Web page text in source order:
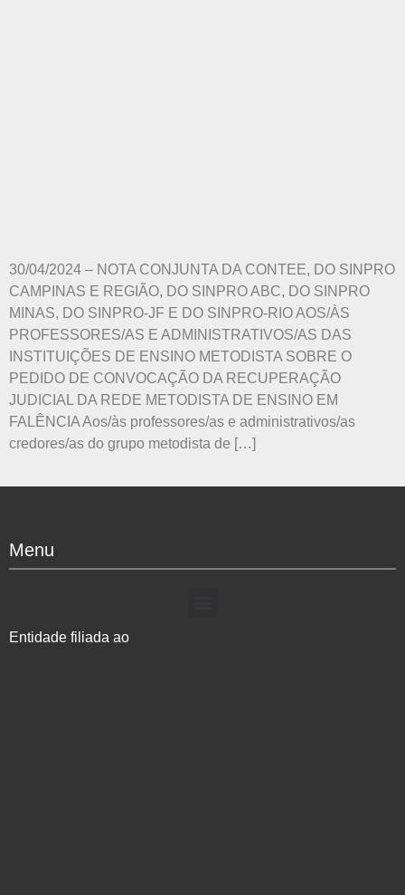
30/04/2024 – NOTA CONJUNTA DA CONTEE, DO SINPRO
CAMPINAS E REGIÃO, DO SINPRO ABC, DO SINPRO
MINAS, DO SINPRO-JF E DO SINPRO-RIO AOS/ÀS
PROFESSORES/AS E ADMINISTRATIVOS/AS DAS
INSTITUIÇÕES DE ENSINO METODISTA SOBRE O
PEDIDO DE CONVOCAÇÃO DA RECUPERAÇÃO
JUDICIAL DA REDE METODISTA DE ENSINO EM
FALÊNCIA Aos/às professores/as e administrativos/as
credores/as do grupo metodista de […]
Menu
Entidade filiada ao